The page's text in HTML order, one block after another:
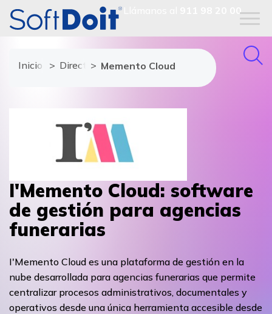
911 98 20 00
Inicio Directorio de proveedores
Memento Cloud
I'Memento Cloud: software
de gestión para agencias
funerarias
I'Memento Cloud es una plataforma de gestión en la
nube desarrollada para agencias funerarias que permite
centralizar procesos administrativos, documentales y
operativos desde una única herramienta accesible desde